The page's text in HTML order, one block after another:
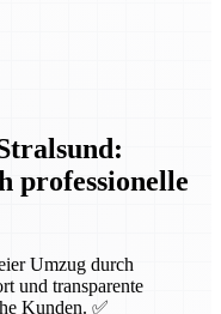
professionelle
Umzug durch
und transparente
Kunden. ✅